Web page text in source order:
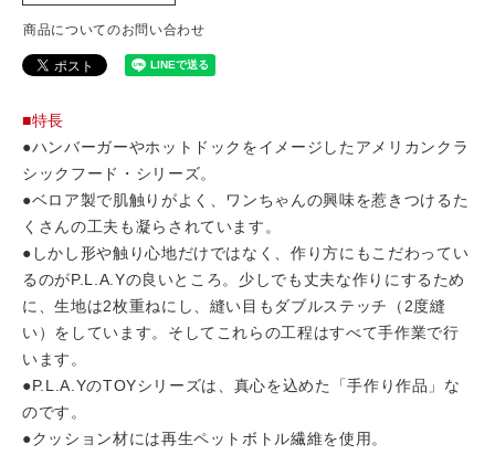
商品についてのお問い合わせ
■特長
●ハンバーガーやホットドックをイメージしたアメリカンクラ
シックフード・シリーズ。
●ベロア製で肌触りがよく、ワンちゃんの興味を惹きつけるた
くさんの工夫も凝らされています。
●しかし形や触り心地だけではなく、作り方にもこだわってい
るのがP.L.A.Yの良いところ。少しでも丈夫な作りにするため
に、生地は2枚重ねにし、縫い目もダブルステッチ（2度縫
い）をしています。そしてこれらの工程はすべて手作業で行
います。
●P.L.A.YのTOYシリーズは、真心を込めた「手作り作品」な
のです。
●クッション材には再生ペットボトル繊維を使用。